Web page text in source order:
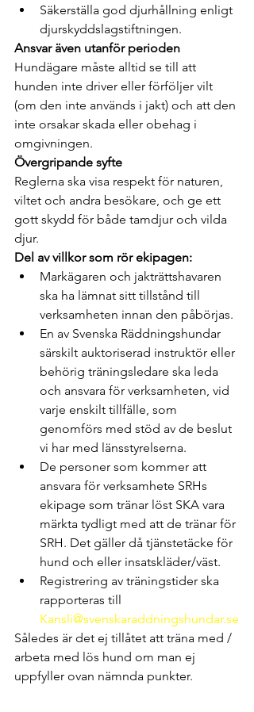
Säkerställa god djurhållning enligt
djurskyddslagstiftningen.
Ansvar även utanför perioden
Hundägare måste alltid se till att
hunden inte driver eller förföljer vilt
(om den inte används i jakt) och att den
inte orsakar skada eller obehag i
omgivningen.
Övergripande syfte
Reglerna ska visa respekt för naturen,
viltet och andra besökare, och ge ett
gott skydd för både tamdjur och vilda
djur.
Del av villkor som rör ekipagen:
Markägaren och jakträttshavaren
ska ha lämnat sitt tillstånd till
verksamheten innan den påbörjas.
En av Svenska Räddningshundar
särskilt auktoriserad instruktör eller
behörig träningsledare ska leda
och ansvara för verksamheten, vid
varje enskilt tillfälle, som
genomförs med stöd av de beslut
vi har med länsstyrelserna.
De personer som kommer att
ansvara för verksamhete SRHs
ekipage som tränar löst SKA vara
märkta tydligt med att de tränar för
SRH. Det gäller då tjänstetäcke för
hund och eller insatskläder/väst.
Registrering av träningstider ska
rapporteras till
Kansli@svenskaraddningshundar.se
Således är det ej tillåtet att träna med /
arbeta med lös hund om man ej
uppfyller ovan nämnda punkter.